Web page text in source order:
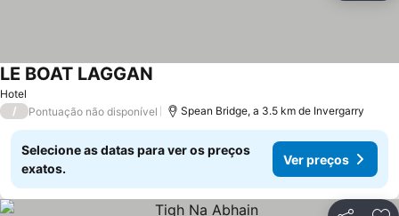
Hotel
LE BOAT LAGGAN
/ Pontuação não disponível Spean Bridge, a 3.5 km de Invergarry
Selecione as datas para ver os preços
exatos.
Ver preços